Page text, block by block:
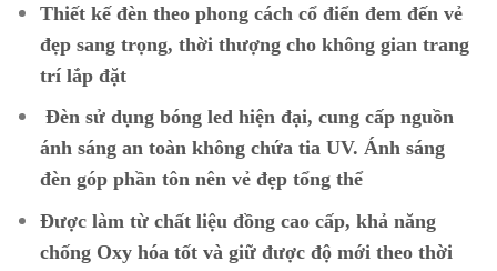
Thiết kế đèn theo phong cách cổ điển đem đến vẻ
đẹp sang trọng, thời thượng cho không gian trang
trí lắp đặt
Đèn sử dụng bóng led hiện đại, cung cấp nguồn
ánh sáng an toàn không chứa tia UV. Ánh sáng
đèn góp phần tôn nên vẻ đẹp tổng thể
Được làm từ chất liệu đồng cao cấp, khả năng
chống Oxy hóa tốt và giữ được độ mới theo thời